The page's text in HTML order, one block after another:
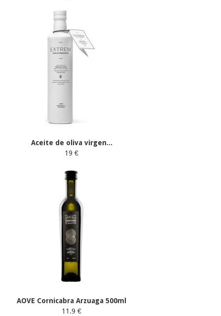
Aceite de oliva virgen...
19 €
AOVE Cornicabra Arzuaga 500ml
11.9 €